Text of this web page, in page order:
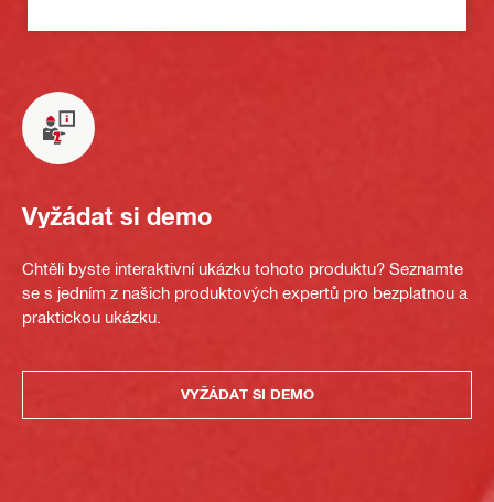
Vyžádat si demo
Chtěli byste interaktivní ukázku tohoto produktu? Seznamte
se s jedním z našich produktových expertů pro bezplatnou a
praktickou ukázku.
VYŽÁDAT SI DEMO